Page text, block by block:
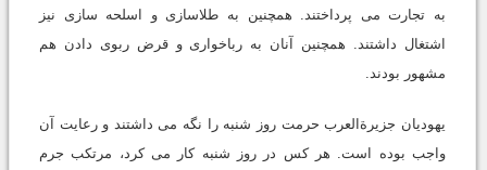
به تجارت می پرداختند. همچنین به طلاسازی و اسلحه سازی نیز
اشتغال داشتند. همچنین آنان به رباخواری و قرض ربوی دادن هم
مشهور بودند.
یهودیان جزیرةالعرب حرمت روز شنبه را نگه می داشتند و رعایت آن
واجب بوده است. هر کس در روز شنبه کار می کرد، مرتکب جرم